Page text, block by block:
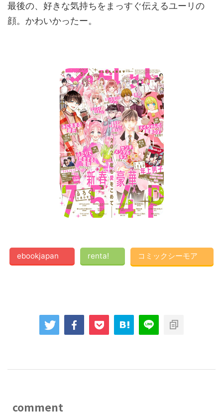
最後の、好きな気持ちをまっすぐ伝えるユーリの
顔。かわいかったー。
ebookjapan renta! コミックシーモア
comment